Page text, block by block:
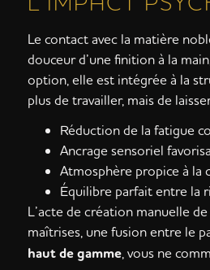
Le contact avec la matière
douceur d’une finition à la
option, elle est intégrée à la
plus de travailler, mais de
Réduction de la fatigue
Ancrage sensoriel
Atmosphère propice à la
Équilibre parfait entre la
L’acte de création manuelle
maîtrises, une fusion entre le
haut de gamme, vous ne